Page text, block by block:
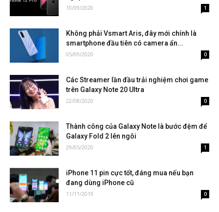
10/09/2020 1
Không phải Vsmart Aris, đây mới chính là
smartphone đầu tiên có camera ẩn...
05/09/2020 0
Các Streamer lần đầu trải nghiệm chơi game
trên Galaxy Note 20 Ultra
22/08/2020 0
Thành công của Galaxy Note là bước đệm để
Galaxy Fold 2 lên ngôi
29/05/2020 1
iPhone 11 pin cực tốt, đáng mua nếu bạn
đang dùng iPhone cũ
11/11/2019 0